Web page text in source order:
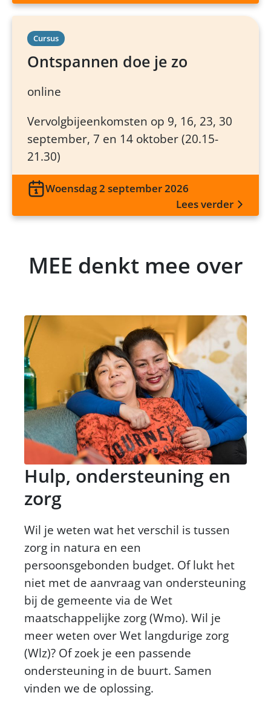
Cursus
Ontspannen doe je zo
online
Vervolgbijeenkomsten op 9, 16, 23, 30
september, 7 en 14 oktober (20.15-
21.30)
Woensdag 2 september 2026
Lees verder
MEE denkt mee over
Hulp, ondersteuning en
zorg
Wil je weten wat het verschil is tussen
zorg in natura en een
persoonsgebonden budget. Of lukt het
niet met de aanvraag van ondersteuning
bij de gemeente via de Wet
maatschappelijke zorg (Wmo). Wil je
meer weten over Wet langdurige zorg
(Wlz)? Of zoek je een passende
ondersteuning in de buurt. Samen
vinden we de oplossing.